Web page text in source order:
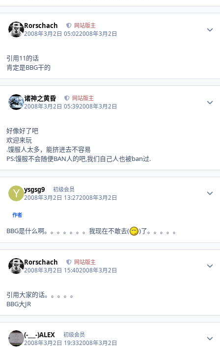
Rorschach 网站版主
2008年3月2日 05:022008年3月2日
引用11的话
肯定是BBG干的
诸神之黄昏 网站版主
2008年3月2日 05:392008年3月2日
好像好了吧
欢迎来玩
.馒服人太多，能挤进去不容易
PS:馒服不会随便BAN人的吧,我们自己人也被ban过.
ysgsg9 初级会员
2008年3月2日 13:272008年3月2日
作者
BBG是什么啊。。。。。。。我现在不敢去( )了。。。。。
Rorschach 网站版主
2008年3月2日 15:402008年3月2日
引用大家的话。。。。。
BBG大JR
(-___-)ALEX 初级会员
2008年3月2日 19:332008年3月2日